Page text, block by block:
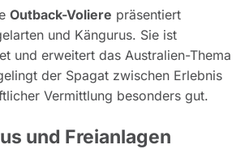
Outback-Voliere präsentiert
und Kängurus. Sie ist
und erweitert das Australien-Thema
der Spagat zwischen Erlebnis
Vermittlung besonders gut.
und Freianlagen